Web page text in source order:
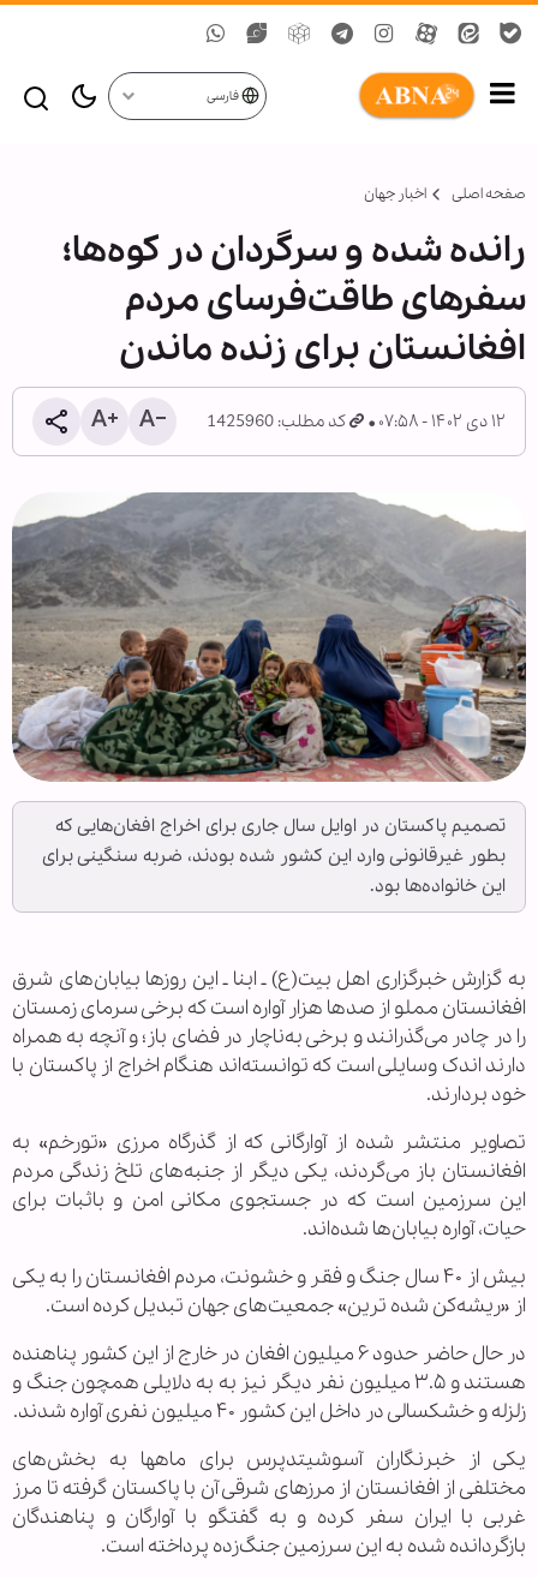
فارسی
صفحه اصلی اخبار جهان
رانده شده و سرگردان در کوه‌ها؛
سفرهای طاقت‌فرسای مردم
افغانستان برای زنده ماندن
۱۲ دی ۱۴۰۲ - ۰۷:۵۸ کد مطلب: 1425960
تصمیم پاکستان در اوایل سال جاری برای اخراج افغان‌هایی که
بطور غیرقانونی وارد این کشور شده‌ بودند، ضربه سنگینی برای
این خانواده‌ها بود.
به گزارش خبرگزاری اهل بیت(ع) ـ ابنا ـ این روزها بیابان‌های شرق
افغانستان مملو از صدها هزار آواره است که برخی سرمای زمستان
را در چادر می‌گذرانند و برخی به‌ناچار در فضای باز؛ و آنچه به همراه
دارند اندک وسایلی است که توانسته‌اند هنگام اخراج از پاکستان با
خود بردارند.
تصاویر منتشر شده از آوارگانی که از گذرگاه مرزی «تورخم» به
افغانستان باز می‌گردند، یکی دیگر از جنبه‌های تلخ زندگی مردم
این سرزمین است که در جستجوی مکانی امن و باثبات برای
حیات، آواره بیابان‌ها شده‌اند.
بیش از ۴۰ سال جنگ و فقر و خشونت، مردم افغانستان را به یکی
از «ریشه‌کن شده ترین» جمعیت‌های جهان تبدیل کرده است.
در حال حاضر حدود ۶ میلیون افغان در خارج از این کشور پناهنده
هستند و ۳.۵ میلیون نفر دیگر نیز به به دلایلی همچون جنگ و
زلزله و خشکسالی در داخل این کشور ۴۰ میلیون نفری آواره شدند.
یکی از خبرنگاران آسوشیتدپرس برای ماهها به بخش‌های
مختلفی از افغانستان از مرزهای شرقی آن با پاکستان گرفته تا مرز
غربی با ایران سفر کرده و به گفتگو با آوارگان و پناهندگان
بازگردانده شده به این سرزمین جنگ‌زده پرداخته است.